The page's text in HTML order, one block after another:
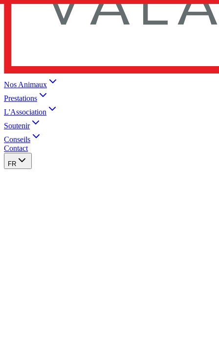
Nos Animaux
Prestations
L'Association
Soutenir
Conseils
Contact
FR